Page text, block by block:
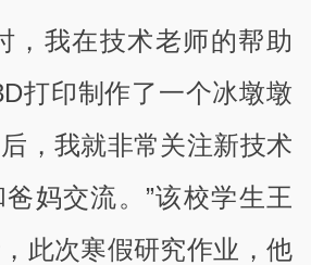
，我在技术老师的帮助
打印制作了一个冰墩墩
，我就非常关注新技术
妈交流。”该校学生王
此次寒假研究作业，他